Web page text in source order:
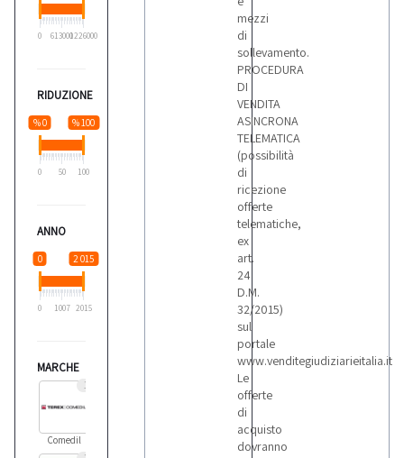
0 6130001226000
RIDUZIONE
% 0 % 100
0 50 100
ANNO
0 2 015
0 1007 2015
MARCHE
1
Comedil
mezzi
di
sollevamento.
PROCEDURA
DI
VENDITA
ASINCRONA
TELEMATICA
(possibilità
di
ricezione
offerte
telematiche,
ex
art.
24
D.M.
32/2015)
sul
portale
www.venditegiudiziarieitalia.it
Le
offerte
di
acquisto
dovranno